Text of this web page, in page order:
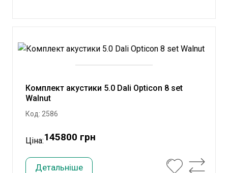
Комплект акустики 5.0 Dali Opticon 8 set
Walnut
Код: 2586
Ціна:145800 грн
Детальніше